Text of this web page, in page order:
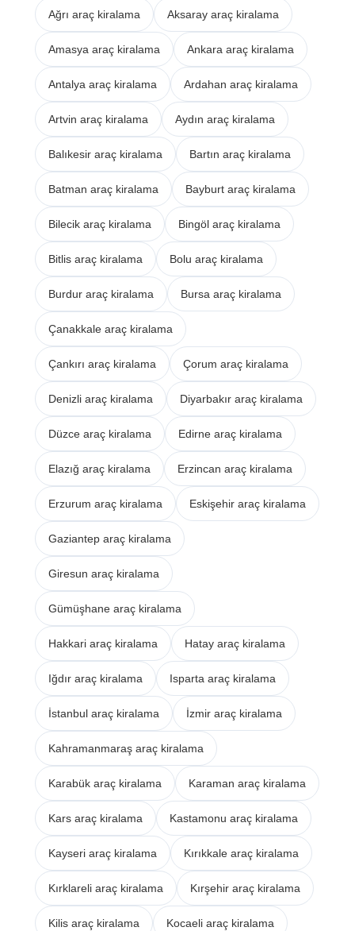
Ağrı araç kiralama Aksaray araç kiralama
Amasya araç kiralama Ankara araç kiralama
Antalya araç kiralama Ardahan araç kiralama
Artvin araç kiralama Aydın araç kiralama
Balıkesir araç kiralama Bartın araç kiralama
Batman araç kiralama Bayburt araç kiralama
Bilecik araç kiralama Bingöl araç kiralama
Bitlis araç kiralama Bolu araç kiralama
Burdur araç kiralama Bursa araç kiralama
Çanakkale araç kiralama
Çankırı araç kiralama Çorum araç kiralama
Denizli araç kiralama Diyarbakır araç kiralama
Düzce araç kiralama Edirne araç kiralama
Elazığ araç kiralama Erzincan araç kiralama
Erzurum araç kiralama Eskişehir araç kiralama
Gaziantep araç kiralama
Giresun araç kiralama
Gümüşhane araç kiralama
Hakkari araç kiralama Hatay araç kiralama
Iğdır araç kiralama Isparta araç kiralama
İstanbul araç kiralama İzmir araç kiralama
Kahramanmaraş araç kiralama
Karabük araç kiralama Karaman araç kiralama
Kars araç kiralama Kastamonu araç kiralama
Kayseri araç kiralama Kırıkkale araç kiralama
Kırklareli araç kiralama Kırşehir araç kiralama
Kilis araç kiralama Kocaeli araç kiralama